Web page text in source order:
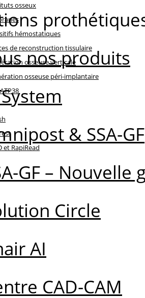
osseux
hémostatiques
de reconstruction tissulaire
osseuse verticale
osseuse péri-implantaire
et RapiRead
nos produits
& SSA-GF
GF – Nouvelle
Circle
AI
CAD-CAM